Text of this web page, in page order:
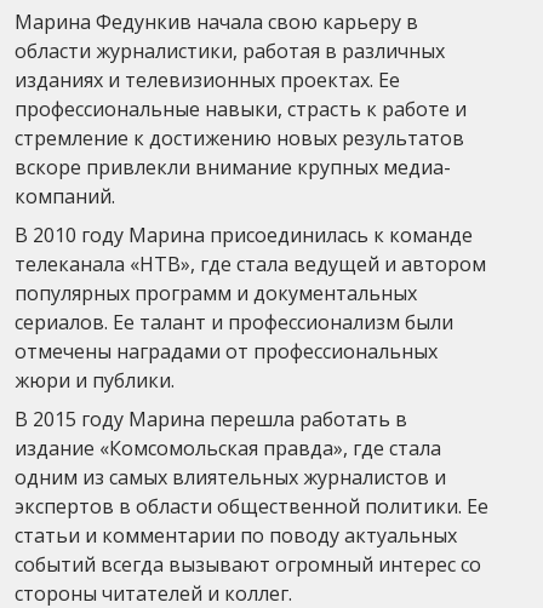
Марина Федункив начала свою карьеру в
области журналистики, работая в различных
изданиях и телевизионных проектах. Ее
профессиональные навыки, страсть к работе и
стремление к достижению новых результатов
вскоре привлекли внимание крупных медиа-
компаний.
В 2010 году Марина присоединилась к команде
телеканала «НТВ», где стала ведущей и автором
популярных программ и документальных
сериалов. Ее талант и профессионализм были
отмечены наградами от профессиональных
жюри и публики.
В 2015 году Марина перешла работать в
издание «Комсомольская правда», где стала
одним из самых влиятельных журналистов и
экспертов в области общественной политики. Ее
статьи и комментарии по поводу актуальных
событий всегда вызывают огромный интерес со
стороны читателей и коллег.